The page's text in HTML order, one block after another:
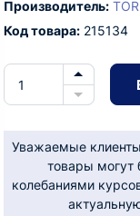
Производитель:
Код товара:215134
Уважаемые
товары могут
колебаниями